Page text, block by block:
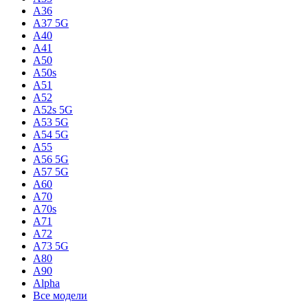
A36
A37 5G
A40
A41
A50
A50s
A51
A52
A52s 5G
A53 5G
A54 5G
A55
A56 5G
A57 5G
A60
A70
A70s
A71
A72
A73 5G
A80
A90
Alpha
Все модели